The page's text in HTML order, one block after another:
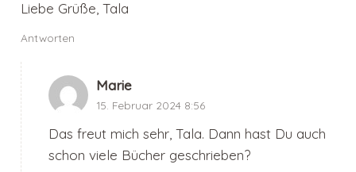
Liebe Grüße, Tala
Antworten
Marie
15. Februar 2024 8:56
Das freut mich sehr, Tala. Dann hast Du auch
schon viele Bücher geschrieben?